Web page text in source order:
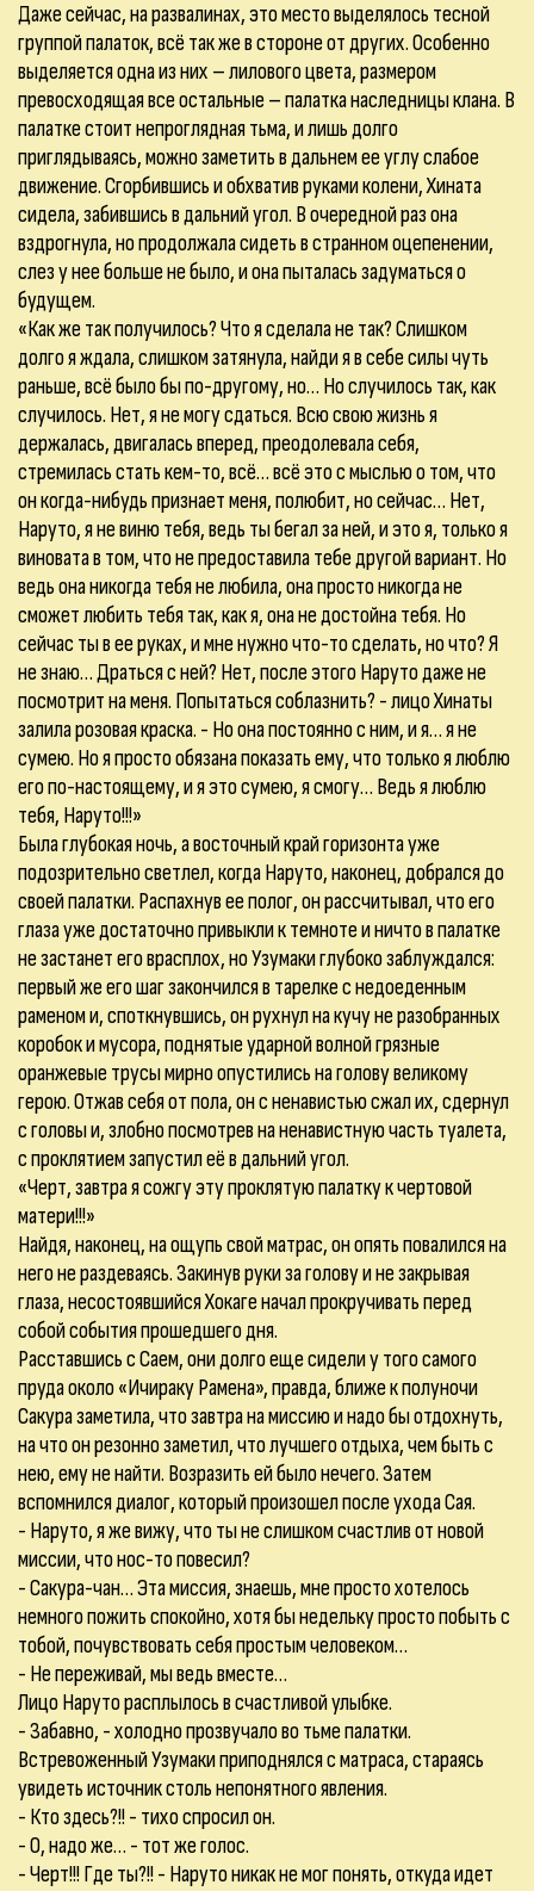
Даже сейчас, на развалинах, это место выделялось тесной
группой палаток, всё так же в стороне от других. Особенно
выделяется одна из них – лилового цвета, размером
превосходящая все остальные – палатка наследницы клана. В
палатке стоит непроглядная тьма, и лишь долго
приглядываясь, можно заметить в дальнем ее углу слабое
движение. Сгорбившись и обхватив руками колени, Хината
сидела, забившись в дальний угол. В очередной раз она
вздрогнула, но продолжала сидеть в странном оцепенении,
слез у нее больше не было, и она пыталась задуматься о
будущем.
«Как же так получилось? Что я сделала не так? Слишком
долго я ждала, слишком затянула, найди я в себе силы чуть
раньше, всё было бы по-другому, но… Но случилось так, как
случилось. Нет, я не могу сдаться. Всю свою жизнь я
держалась, двигалась вперед, преодолевала себя,
стремилась стать кем-то, всё… всё это с мыслью о том, что
он когда-нибудь признает меня, полюбит, но сейчас… Нет,
Наруто, я не виню тебя, ведь ты бегал за ней, и это я, только я
виновата в том, что не предоставила тебе другой вариант. Но
ведь она никогда тебя не любила, она просто никогда не
сможет любить тебя так, как я, она не достойна тебя. Но
сейчас ты в ее руках, и мне нужно что-то сделать, но что? Я
не знаю… Драться с ней? Нет, после этого Наруто даже не
посмотрит на меня. Попытаться соблазнить? - лицо Хинаты
залила розовая краска. - Но она постоянно с ним, и я… я не
сумею. Но я просто обязана показать ему, что только я люблю
его по-настоящему, и я это сумею, я смогу… Ведь я люблю
тебя, Наруто!!!»
Была глубокая ночь, а восточный край горизонта уже
подозрительно светлел, когда Наруто, наконец, добрался до
своей палатки. Распахнув ее полог, он рассчитывал, что его
глаза уже достаточно привыкли к темноте и ничто в палатке
не застанет его врасплох, но Узумаки глубоко заблуждался:
первый же его шаг закончился в тарелке с недоеденным
раменом и, споткнувшись, он рухнул на кучу не разобранных
коробок и мусора, поднятые ударной волной грязные
оранжевые трусы мирно опустились на голову великому
герою. Отжав себя от пола, он с ненавистью сжал их, сдернул
с головы и, злобно посмотрев на ненавистную часть туалета,
с проклятием запустил её в дальний угол.
«Черт, завтра я сожгу эту проклятую палатку к чертовой
матери!!!»
Найдя, наконец, на ощупь свой матрас, он опять повалился на
него не раздеваясь. Закинув руки за голову и не закрывая
глаза, несостоявшийся Хокаге начал прокручивать перед
собой события прошедшего дня.
Расставшись с Саем, они долго еще сидели у того самого
пруда около «Ичираку Рамена», правда, ближе к полуночи
Сакура заметила, что завтра на миссию и надо бы отдохнуть,
на что он резонно заметил, что лучшего отдыха, чем быть с
нею, ему не найти. Возразить ей было нечего. Затем
вспомнился диалог, который произошел после ухода Сая.
- Наруто, я же вижу, что ты не слишком счастлив от новой
миссии, что нос-то повесил?
- Сакура-чан… Эта миссия, знаешь, мне просто хотелось
немного пожить спокойно, хотя бы недельку просто побыть с
тобой, почувствовать себя простым человеком…
- Не переживай, мы ведь вместе…
Лицо Наруто расплылось в счастливой улыбке.
- Забавно, - холодно прозвучало во тьме палатки.
Встревоженный Узумаки приподнялся с матраса, стараясь
увидеть источник столь непонятного явления.
- Кто здесь?!! - тихо спросил он.
- О, надо же… - тот же голос.
- Черт!!! Где ты?!! - Наруто никак не мог понять, откуда идет